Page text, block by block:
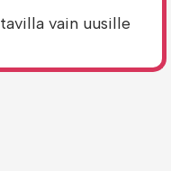
vain uusille